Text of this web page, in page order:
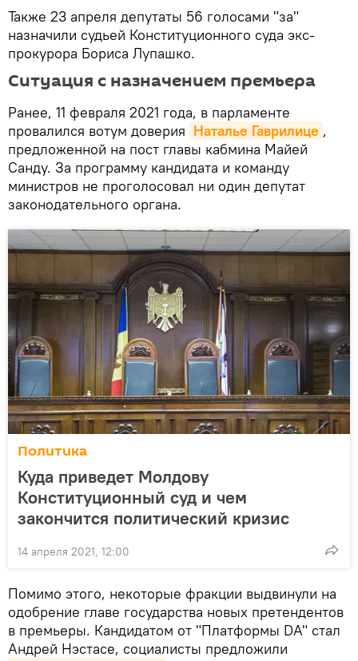
Также 23 апреля депутаты 56 голосами "за"
назначили судьей Конституционного суда экс-
прокурора Бориса Лупашко.
Ситуация с назначением премьера
Ранее, 11 февраля 2021 года, в парламенте
провалился вотум доверия Наталье Гаврилице ,
предложенной на пост главы кабмина Майей
Санду. За программу кандидата и команду
министров не проголосовал ни один депутат
законодательного органа.
Политика
Куда приведет Молдову
Конституционный суд и чем
закончится политический кризис
14 апреля 2021, 12:00
Помимо этого, некоторые фракции выдвинули на
одобрение главе государства новых претендентов
в премьеры. Кандидатом от "Платформы DA" стал
Андрей Нэстасе, социалисты предложили